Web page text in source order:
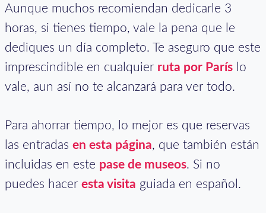
Aunque muchos recomiendan dedicarle 3
horas, si tienes tiempo, vale la pena que le
dediques un día completo. Te aseguro que este
imprescindible en cualquier ruta por París lo
vale, aun así no te alcanzará para ver todo.
Para ahorrar tiempo, lo mejor es que reservas
las entradas en esta página, que también están
incluidas en este pase de museos. Si no
puedes hacer esta visita guiada en español.